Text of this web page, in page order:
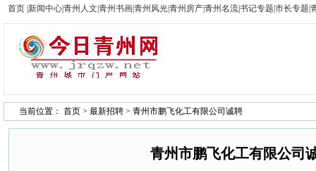
首页 新闻中心青州人文 青州书画青州风光青州房产青州名流书记专题 市长专题
当前位置： 首页 > 最新招聘 > 青州市鹏飞化工有限公司诚聘
青州市鹏飞化工有限公司